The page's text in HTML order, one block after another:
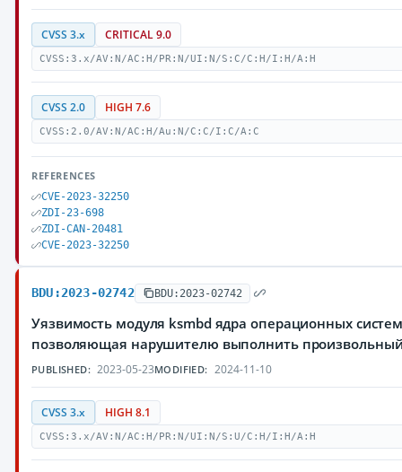
CVSS 3.x CRITICAL 9.0
CVSS:3.x/AV:N/AC:H/PR:N/UI:N/S:C/C:H/I:H/A:H
CVSS 2.0 HIGH 7.6
CVSS:2.0/AV:N/AC:H/Au:N/C:C/I:C/A:C
REFERENCES
CVE-2023-32250
ZDI-23-698
ZDI-CAN-20481
CVE-2023-32250
BDU:2023-02742 BDU:2023-02742
Уязвимость модуля ksmbd ядра операционных
позволяющая нарушителю выполнить
PUBLISHED: 2023-05-23MODIFIED: 2024-11-10
CVSS 3.x HIGH 8.1
CVSS:3.x/AV:N/AC:H/PR:N/UI:N/S:U/C:H/I:H/A:H